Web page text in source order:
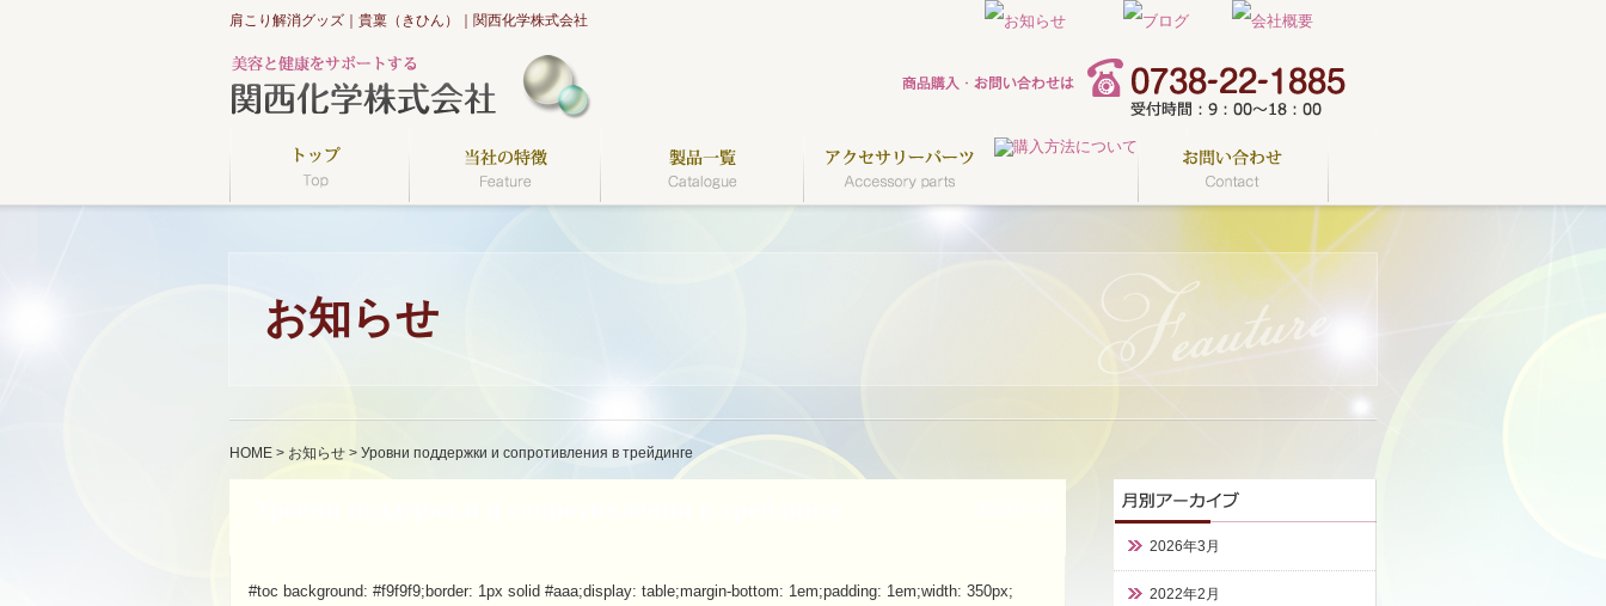
肩こり解消グッズ｜貴稟（きひん）｜関西化学株式会社
お知らせ
HOME > お知らせ > Уровни поддержки и сопротивления в трейдинге
#toc background: #f9f9f9;border: 1px solid #aaa;display: table;margin-bottom: 1em;padding: 1em;width: 350px;
2026年3月
2022年2月